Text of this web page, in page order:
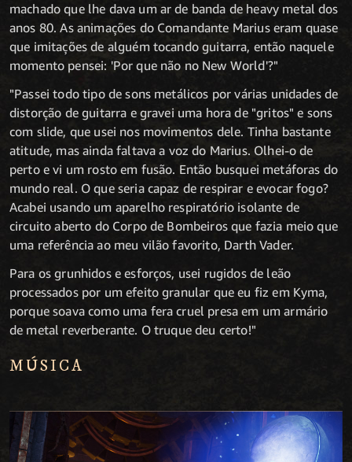
machado que lhe dava um ar de banda de heavy metal dos
anos 80. As animações do Comandante Marius eram quase
que imitações de alguém tocando guitarra, então naquele
momento pensei: 'Por que não no New World'?"
"Passei todo tipo de sons metálicos por várias unidades de
distorção de guitarra e gravei uma hora de "gritos" e sons
com slide, que usei nos movimentos dele. Tinha bastante
atitude, mas ainda faltava a voz do Marius. Olhei-o de
perto e vi um rosto em fusão. Então busquei metáforas do
mundo real. O que seria capaz de respirar e evocar fogo?
Acabei usando um aparelho respiratório isolante de
circuito aberto do Corpo de Bombeiros que fazia meio que
uma referência ao meu vilão favorito, Darth Vader.
Para os grunhidos e esforços, usei rugidos de leão
processados por um efeito granular que eu fiz em Kyma,
porque soava como uma fera cruel presa em um armário
de metal reverberante. O truque deu certo!"
MÚSICA